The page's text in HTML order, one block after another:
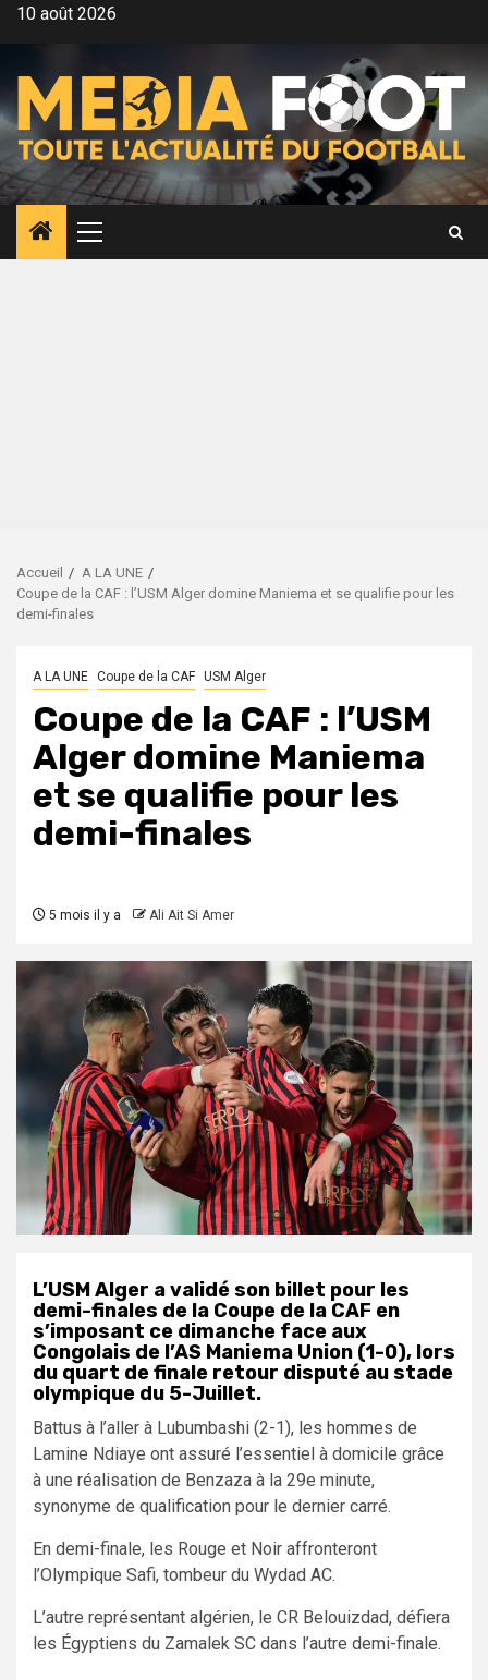
Aller10 août 2026
Menu
principal
Accueil
A LA UNE
Coupe de la CAF : l’USM Alger domine Maniema et se qualifie pour les
demi-finales
A LA UNE Coupe de la CAF USM Alger
Coupe de la CAF : l’USM
Alger domine Maniema
et se qualifie pour les
demi-finales
5 mois il y a Ali Ait Si Amer
L’USM Alger a validé son billet pour les
demi-finales de la Coupe de la CAF en
s’imposant ce dimanche face aux
Congolais de l’AS Maniema Union (1-0), lors
du quart de finale retour disputé au stade
olympique du 5-Juillet.
Battus à l’aller à Lubumbashi (2-1), les hommes de
Lamine Ndiaye ont assuré l’essentiel à domicile grâce
à une réalisation de Benzaza à la 29e minute,
synonyme de qualification pour le dernier carré.
En demi-finale, les Rouge et Noir affronteront
l’Olympique Safi, tombeur du Wydad AC.
L’autre représentant algérien, le CR Belouizdad, défiera
les Égyptiens du Zamalek SC dans l’autre demi-finale.